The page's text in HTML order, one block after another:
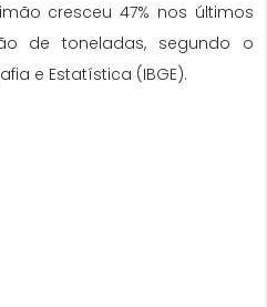
cresceu 47% nos últimos
de toneladas, segundo o
e Estatística (IBGE).